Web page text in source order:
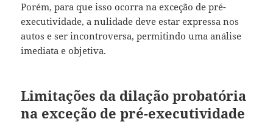
Porém, para que isso ocorra na exceção de pré-
executividade, a nulidade deve estar expressa nos
autos e ser incontroversa, permitindo uma análise
imediata e objetiva.
Limitações da dilação probatória
na exceção de pré-executividade